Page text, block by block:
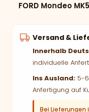
FORD Mondeo
Versand &
Innerhalb
individuelle
Ins Ausland: 5-
Anfertigung auf
Bei Lieferungen